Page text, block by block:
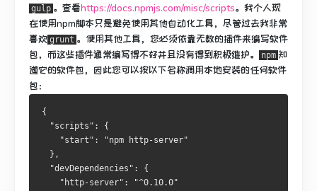
gulp 。 查看https://docs.npmjs.com/misc/scripts。 我个人现
在使用npm脚本只是避免使用其他自动化工具，尽管过去我非常
喜欢 grunt 。 使用其他工具，您必须依靠无数的插件来编写软件
包，而这些插件通常编写得不好并且没有得到积极维护。
npm 知
道它的软件包，因此您可以按以下名称调用本地安装的任何软件
包：
{
"scripts" :
{
"start" :
"npm http-server"
},
"devDependencies" :
{
"http-server" :
"^0.10.0"